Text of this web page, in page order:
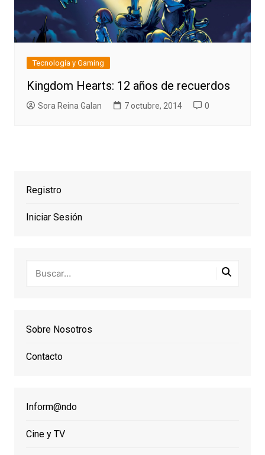
Tecnología y Gaming
Kingdom Hearts: 12 años de recuerdos
Sora Reina Galan 7 octubre, 2014 0
Registro
Iniciar Sesión
Sobre Nosotros
Contacto
Inform@ndo
Cine y TV